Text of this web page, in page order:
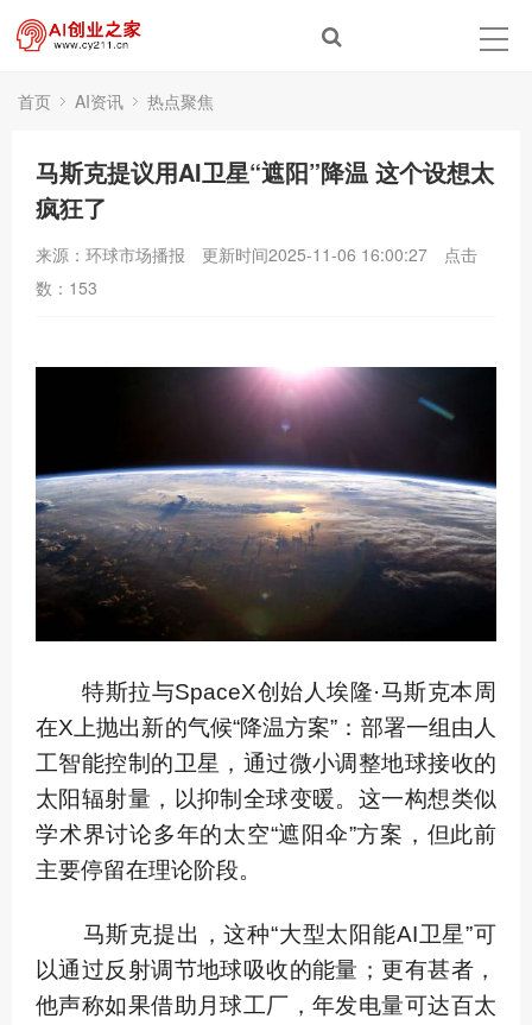
首页 AI资讯 热点聚焦
马斯克提议用AI卫星“遮阳”降温 这个设想太
疯狂了
来源：环球市场播报 更新时间2025-11-06 16:00:27
点击
数： 153
特斯拉与SpaceX创始人埃隆·马斯克本周
在X上抛出新的气候“降温方案”：部署一组由人
工智能控制的卫星，通过微小调整地球接收的
太阳辐射量，以抑制全球变暖。这一构想类似
学术界讨论多年的太空“遮阳伞”方案，但此前
主要停留在理论阶段。
马斯克提出，这种“大型太阳能AI卫星”可
以通过反射调节地球吸收的能量；更有甚者，
他声称如果借助月球工厂，年发电量可达百太